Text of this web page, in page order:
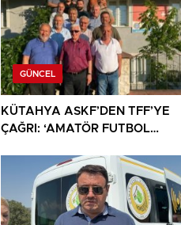
GÜNCEL
KÜTAHYA ASKF’DEN TFF’YE
ÇAĞRI: ‘AMATÖR FUTBOL